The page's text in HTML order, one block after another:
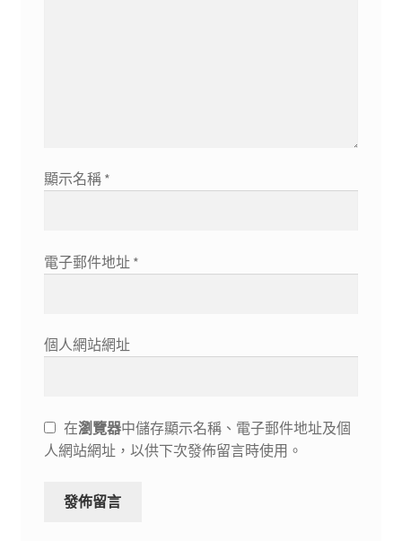
顯示名稱 *
電子郵件地址 *
個人網站網址
在瀏覽器中儲存顯示名稱、電子郵件地址及個
人網站網址，以供下次發佈留言時使用。